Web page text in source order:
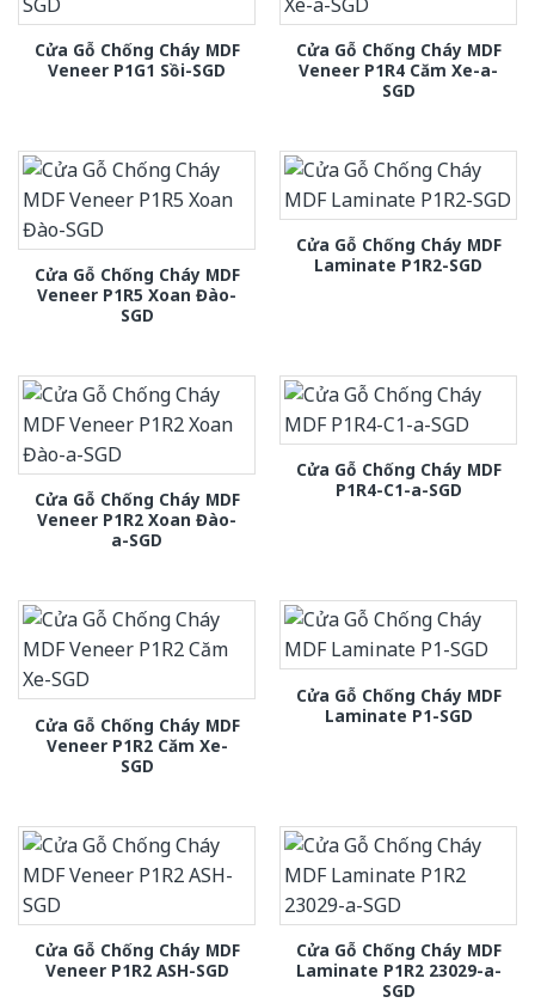
Cửa Gỗ Chống Cháy MDF
Veneer P1G1 Sồi-SGD
Cửa Gỗ Chống Cháy MDF
Veneer P1R4 Căm Xe-a-
SGD
Cửa Gỗ Chống Cháy MDF
Veneer P1R5 Xoan Đào-
SGD
Cửa Gỗ Chống Cháy MDF
Laminate P1R2-SGD
Cửa Gỗ Chống Cháy MDF
Veneer P1R2 Xoan Đào-
a-SGD
Cửa Gỗ Chống Cháy MDF
P1R4-C1-a-SGD
Cửa Gỗ Chống Cháy MDF
Veneer P1R2 Căm Xe-
SGD
Cửa Gỗ Chống Cháy MDF
Laminate P1-SGD
Cửa Gỗ Chống Cháy MDF
Veneer P1R2 ASH-SGD
Cửa Gỗ Chống Cháy MDF
Laminate P1R2 23029-a-
SGD